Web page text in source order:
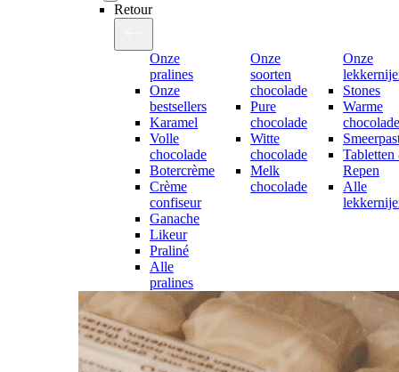
Retour
Onze
pralines
Onze
bestsellers
Karamel
Volle
chocolade
Botercrème
Crème
confiseur
Ganache
Likeur
Praliné
Alle
pralines
Onze
soorten
chocolade
Pure
chocolade
Witte
chocolade
Melk
chocolade
Onze
Stones
Warme
Repen
Alle